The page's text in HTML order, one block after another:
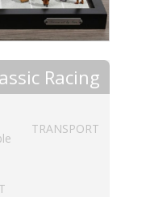
Racing
TRANSPORT